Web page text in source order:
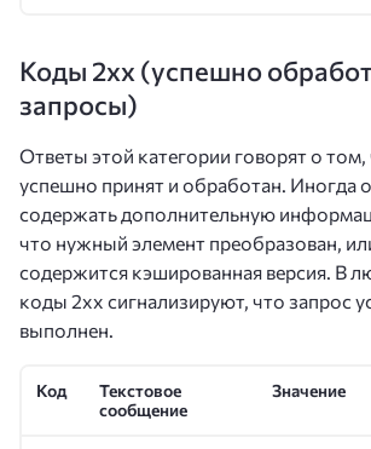
Коды 2xx (успешно
запросы)
Ответы этой категории говорят о том,
успешно принят и обработан. Иногда
содержать дополнительную
что нужный элемент преобразован,
содержится кэшированная версия. В
коды 2хх сигнализируют, что запрос
выполнен.
Код
Текстовое
сообщение
Значение